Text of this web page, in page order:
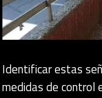
Identificar estas
medidas de control